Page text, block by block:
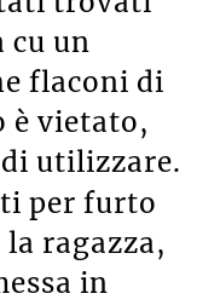
un
flaconi di
è vietato,
utilizzare.
per furto
ragazza,
in